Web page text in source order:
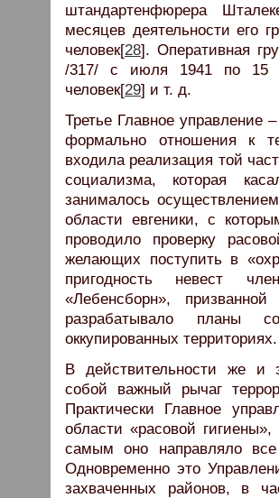
штандартенфюрера
месяцев деятельности его
человек[28]. Оперативная
/317/ с июля 1941 по 15
человек[29] и т. д.
Третье Главное управление
формально отношения к
входила реализация той
социализма, которая
занималось
области евгеники, с
проводило проверку
желающих поступить в
пригодность невест
«Лебенсборн»,
разрабатывало планы
оккупированных территориях.
В действительности же и
собой важный рычаг
Практически Главное
области «расовой
самым оно направляло
Одновременно это
захваченных районов, в